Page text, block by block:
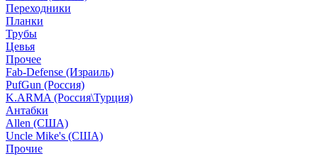
Переходники
Планки
Трубы
Цевья
Прочее
Fab-Defense (Израиль)
PufGun (Россия)
K.ARMA (Россия\Турция)
Антабки
Allen (США)
Uncle Mike's (США)
Прочие